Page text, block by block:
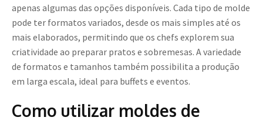
apenas algumas das opções disponíveis. Cada tipo de molde
pode ter formatos variados, desde os mais simples até os
mais elaborados, permitindo que os chefs explorem sua
criatividade ao preparar pratos e sobremesas. A variedade
de formatos e tamanhos também possibilita a produção
em larga escala, ideal para buffets e eventos.
Como utilizar moldes de